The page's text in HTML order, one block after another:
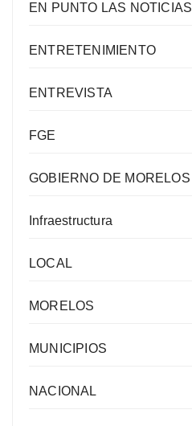
EN PUNTO LAS NOTICIAS
ENTRETENIMIENTO
ENTREVISTA
FGE
GOBIERNO DE MORELOS
Infraestructura
LOCAL
MORELOS
MUNICIPIOS
NACIONAL